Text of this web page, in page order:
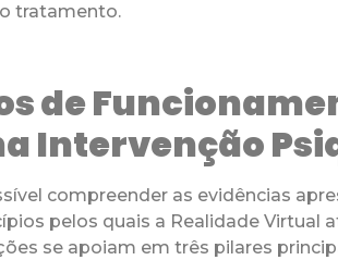
tratamento.
de
Intervenção
compreender as evidências
pelos quais a Realidade Virtual
se apoiam em três pilares